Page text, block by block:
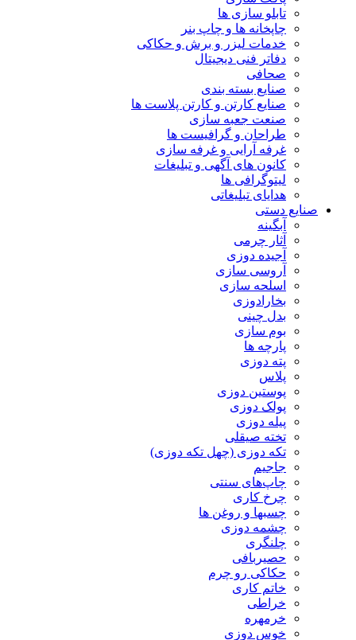
تابلو سازی ها
چاپخانه ها و چاپ بنر
خدمات لیزر و برش و حکاکی
دفاتر فنی دیجیتال
صحافی
صنایع بسته بندی
صنایع کارتن و کارتن پلاست ها
صنعت جعبه سازی
طراحان و گرافیست ها
غرفه آرایی و غرفه سازی
کانون های آگهی و تبلیغات
لیتوگرافی ها
هدایای تبلیغاتی
صنایع دستی
آبگینه
آثار چرمی
آجیده دوزی
آروسی سازی
اسلحه سازی
بخارادوزی
بدل چینی
بوم سازی
پارچه ها
پته دوزی
پلاس
پوستین دوزی
پولک دوزی
پیله دوزی
تخته صیقلی
تکه دوزی (چهل تکه دوزی)
جاجیم
چاپ‌های سنتی
چرخ کاری
چسبها و روغن ها
چشمه دوزی
چلنگری
حصیربافی
حکاکی رو چرم
خاتم کاری
خراطی
خرمهره
خوس دوزی